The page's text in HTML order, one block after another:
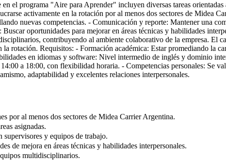
en el programa "Aire para Aprender" incluyen diversas tareas
activamente en la rotación por al menos dos sectores de Midea
nuevas competencias. - Comunicación y reporte: Mantener una
oportunidades para mejorar en áreas técnicas y habilidades
contribuyendo al ambiente colaborativo de la empresa. El
la rotación. Requisitos: - Formación académica: Estar promediando la
en idiomas y software: Nivel intermedio de inglés y dominio
a 18:00, con flexibilidad horaria. - Competencias personales: Se
adaptabilidad y excelentes relaciones interpersonales.
por al menos dos sectores de Midea Carrier Argentina.
asignadas.
y equipos de trabajo.
de mejora en áreas técnicas y habilidades interpersonales.
multidisciplinarios.